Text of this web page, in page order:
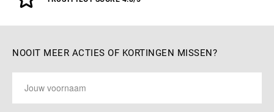
NOOIT MEER ACTIES OF KORTINGEN MISSEN?